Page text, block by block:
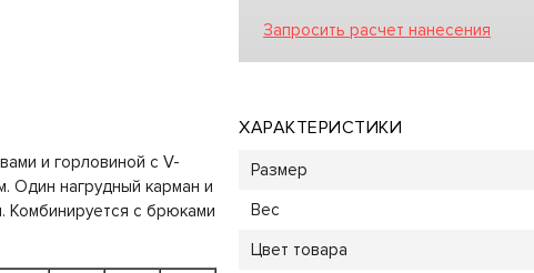
Запросить расчет нанесения
и горловиной с V-
Один нагрудный карман и
Комбинируется с брюками
ХАРАКТЕРИСТИКИ
Размер
Вес
Цвет товара